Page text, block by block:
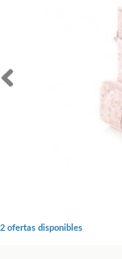
2 ofertas disponibles